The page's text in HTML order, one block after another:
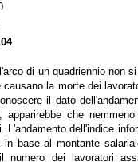
di un quadriennio non
la morte dei
il dato
che
L'andamento dell'indice
base al montante
numero dei lavoratori